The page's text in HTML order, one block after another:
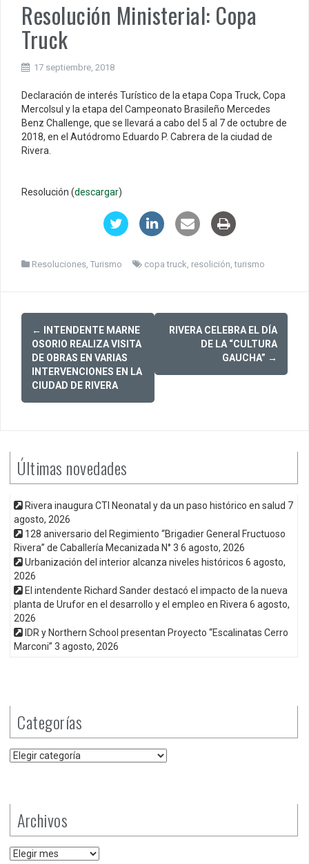
Resolución Ministerial: Copa
Truck
17 septiembre, 2018
Declaración de interés Turístico de la etapa Copa Truck, Copa
Mercolsul y la etapa del Campeonato Brasileño Mercedes
Benz Challenge, que se llevará a cabo del 5 al 7 de octubre de
2018, en el Autódromo Eduardo P. Cabrera de la ciudad de
Rivera.
Resolución (descargar)
Resoluciones, Turismo copa truck, resolición,turismo
Post
navigation
←
INTENDENTE MARNE
OSORIO REALIZA VISITA
DE OBRAS EN VARIAS
INTERVENCIONES EN LA
CIUDAD DE RIVERA
RIVERA CELEBRA EL DÍA
DE LA “CULTURA
GAUCHA” →
Últimas novedades
Rivera inaugura CTI Neonatal y da un paso histórico en salud 7
agosto, 2026
128 aniversario del Regimiento “Brigadier General Fructuoso
Rivera” de Caballería Mecanizada N° 3 6 agosto, 2026
Urbanización del interior alcanza niveles históricos 6 agosto,
2026
El intendente Richard Sander destacó el impacto de la nueva
planta de Urufor en el desarrollo y el empleo en Rivera6 agosto,
2026
IDR y Northern School presentan Proyecto “Escalinatas Cerro
Marconi” 3 agosto, 2026
Categorías
Categorías
Archivos
Archivos